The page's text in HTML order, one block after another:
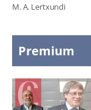
M. A. Lertxundi
Premium